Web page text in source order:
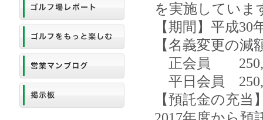
を実施していま
【期間】平成30
【名義変更の減
正会員
平日会員
【預託金の充当